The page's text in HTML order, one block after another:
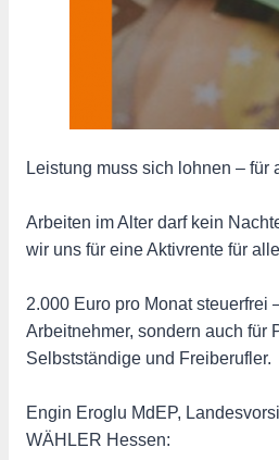
Leistung muss sich lohnen – für
Arbeiten im Alter darf kein
wir uns für eine Aktivrente für
2.000 Euro pro Monat steuerfrei
Arbeitnehmer, sondern auch für
Selbstständige und Freiberufler.
Engin Eroglu MdEP,
WÄHLER Hessen: